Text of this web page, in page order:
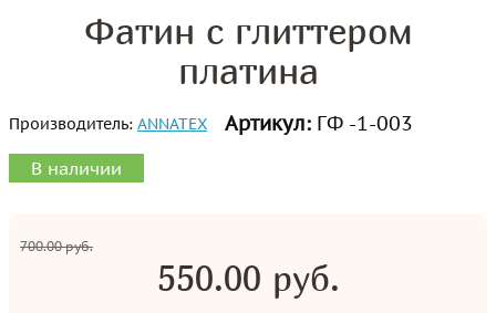
Фатин с глиттером
платина
Производитель: ANNATEX Артикул: ГФ -1-003
В наличии
700.00 руб.
550.00 руб.